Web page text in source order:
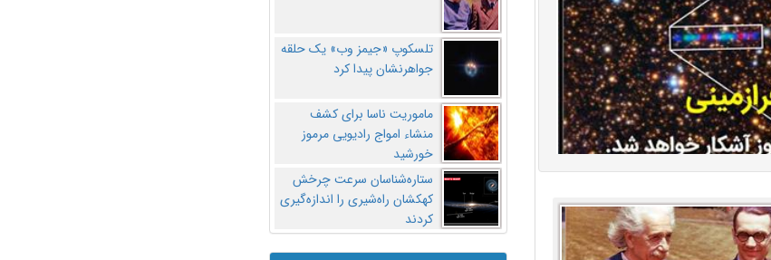
تلسکوپ «جیمز وب» یک حلقه
جواهرنشان پیدا کرد
ماموریت ناسا برای کشف
منشاء امواج رادیویی مرموز
خورشید
ستاره‌شناسان سرعت چرخش
کهکشان راه‌شیری را اندازه‌گیری
کردند